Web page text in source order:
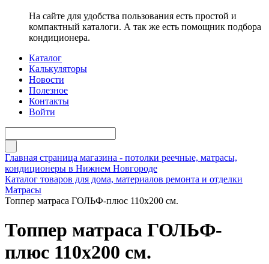
На сайте для удобства пользования есть простой и
компактный каталоги. А так же есть помощник подбора
кондиционера.
Каталог
Калькуляторы
Новости
Полезное
Контакты
Войти
Главная страница магазина - потолки реечные, матрасы,
кондиционеры в Нижнем Новгороде
Каталог товаров для дома, материалов ремонта и отделки
Матрасы
Топпер матраса ГОЛЬФ-плюс 110х200 см.
Топпер матраса ГОЛЬФ-
плюс 110х200 см.